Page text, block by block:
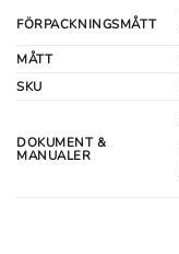
FÖRPACKNINGSMÅTT
MÅTT
SKU
DOKUMENT &
MANUALER